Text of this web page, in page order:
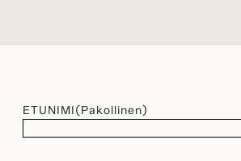
ETUNIMI(Pakollinen)